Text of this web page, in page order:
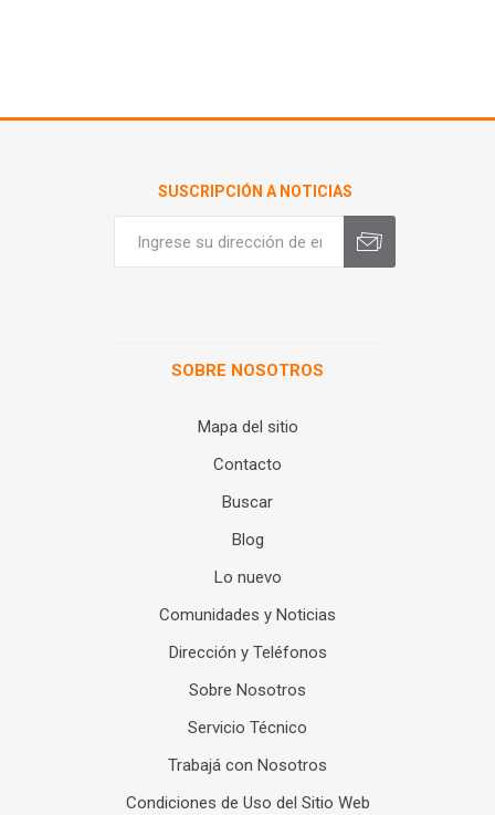
SUSCRIPCIÓN A NOTICIAS
SOBRE NOSOTROS
Mapa del sitio
Contacto
Buscar
Blog
Lo nuevo
Comunidades y Noticias
Dirección y Teléfonos
Sobre Nosotros
Servicio Técnico
Trabajá con Nosotros
Condiciones de Uso del Sitio Web